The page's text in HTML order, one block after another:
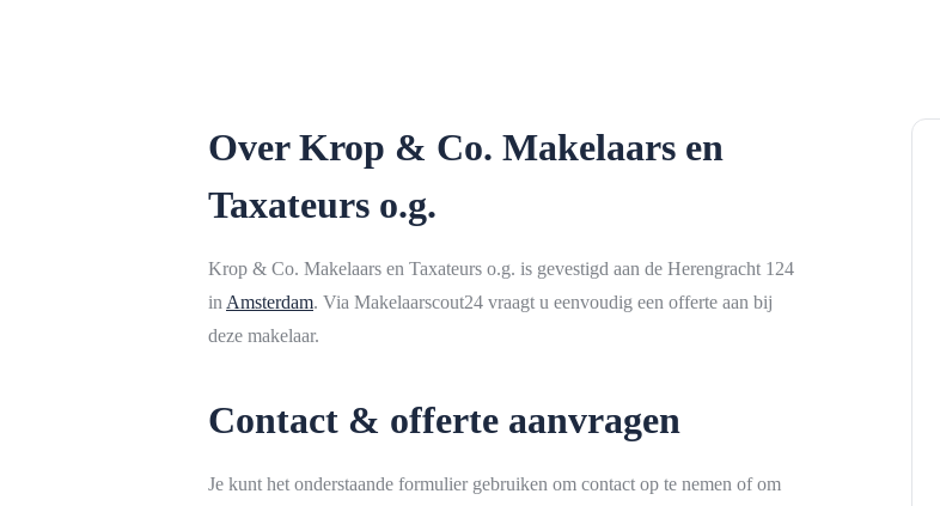
Over Krop & Co. Makelaars en
Taxateurs o.g.
Krop & Co. Makelaars en Taxateurs o.g. is gevestigd aan de Herengracht 124
in Amsterdam. Via Makelaarscout24 vraagt u eenvoudig een offerte aan bij
deze makelaar.
Contact & offerte aanvragen
Je kunt het onderstaande formulier gebruiken om contact op te nemen of om